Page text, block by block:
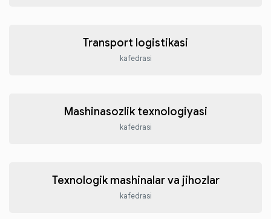
Transport logistikasi
kafedrasi
Mashinasozlik texnologiyasi
kafedrasi
Texnologik mashinalar va jihozlar
kafedrasi